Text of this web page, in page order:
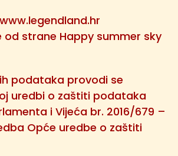
od strane Happy summer sky
podataka provodi se
uredbi o zaštiti podataka
i Vijeća br. 2016/679 –
Opće uredbe o zaštiti